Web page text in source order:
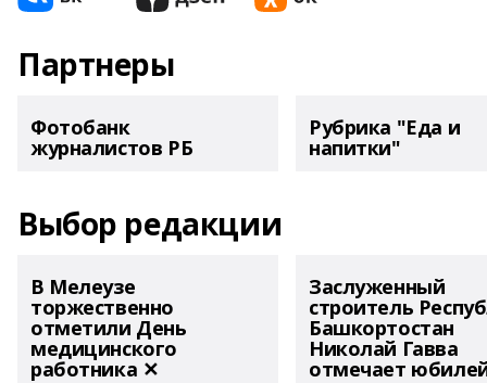
Партнеры
Фотобанк
журналистов РБ
Рубрика "Еда и
напитки"
Выбор редакции
В Мелеузе
торжественно
отметили День
медицинского
работника ✕
Заслуженный
строитель
Башкортостан
Николай Гавва
отмечает